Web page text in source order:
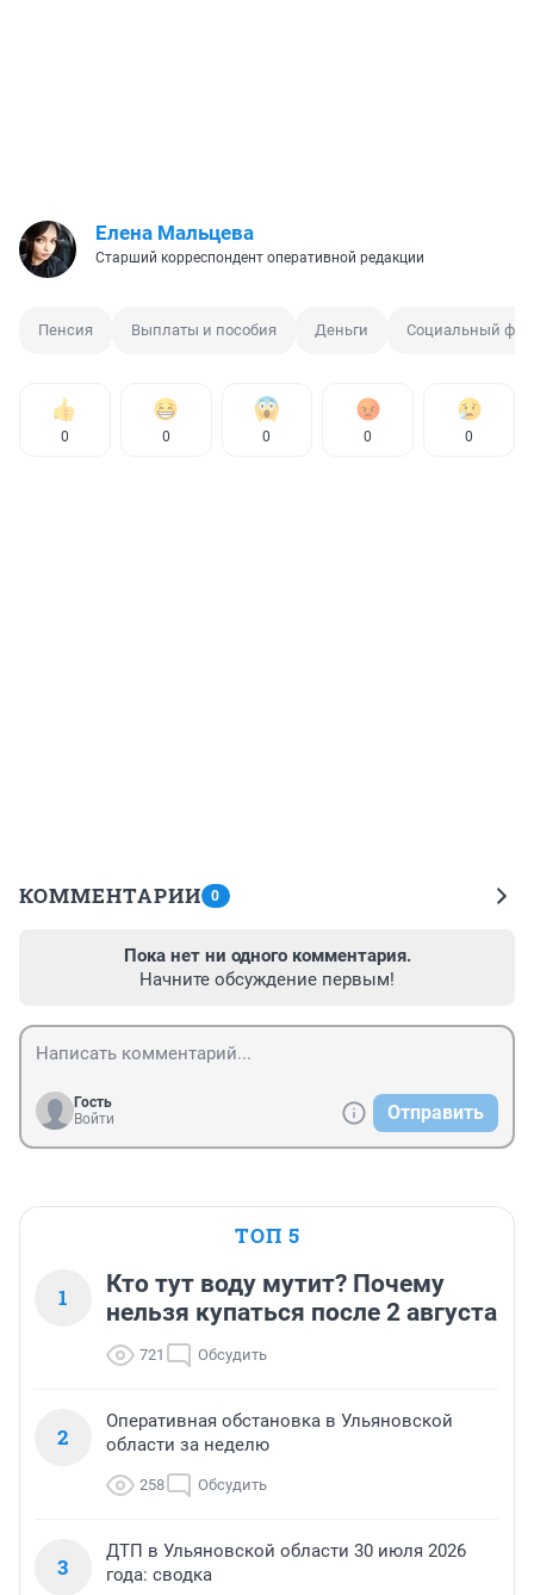
Елена Мальцева
Старший корреспондент оперативной редакции
Пенсия Выплаты и пособия Деньги Социальный
0 0 0 0 0
КОММЕНТАРИИ 0
Пока нет ни одного комментария.
Начните обсуждение первым!
Гость
Войти
Отправить
ТОП 5
1
Кто тут воду мутит? Почему
нельзя купаться после 2 августа
721 Обсудить
2
Оперативная обстановка в Ульяновской
области за неделю
258 Обсудить
3
ДТП в Ульяновской области 30 июля 2026
года: сводка